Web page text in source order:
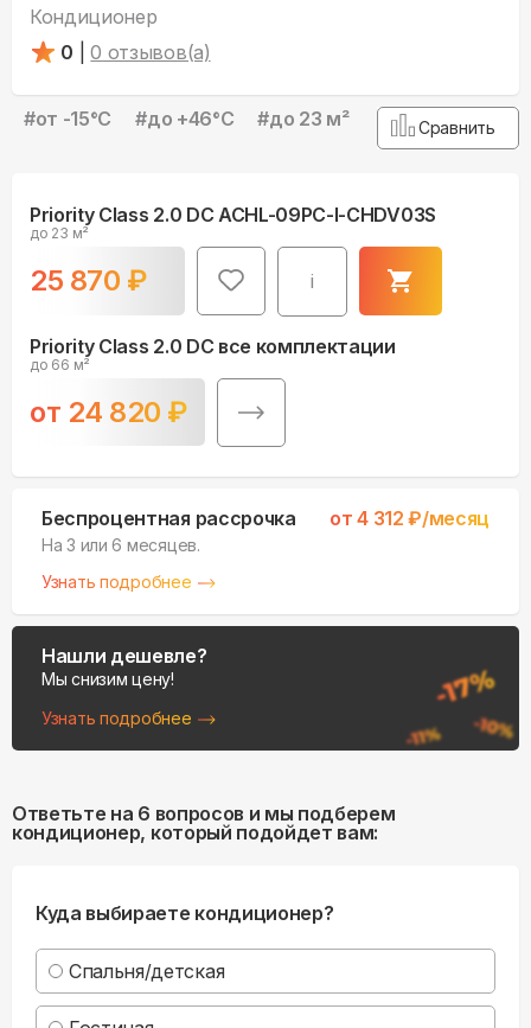
Кондиционер
0
0 отзывов(а)
#от -15°С #до +46°С #до 23 м² Сравнить
Priority Class 2.0 DC ACHL-09PС-I-CHDV03S
до 23 м²
25 870 ₽ i
Priority Class 2.0 DC все комплектации
до 66 м²
от 24 820 ₽
Беспроцентная рассрочка от4 312 ₽/месяц
На 3 или 6 месяцев.
Узнать подробнее
Нашли дешевле?
Мы снизим цену!
Узнать подробнее
Ответьте на 6 вопросов и мы подберем
кондиционер, который подойдет вам:
Куда выбираете кондиционер?
Спальня/детская